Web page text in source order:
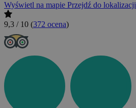
Wyświetl na mapie Przejdź do lokalizacji
9,3 / 10 (372 ocena)